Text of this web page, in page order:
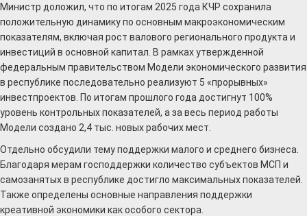
Министр доложил, что по итогам 2025 года КЧР сохранила
положительную динамику по основным макроэкономическим
показателям, включая рост валового регионального продукта и
инвестиций в основной капитал. В рамках утвержденной
федеральным правительством Модели экономического развития
в республике последовательно реализуют 5 «прорывных»
инвестпроектов. По итогам прошлого года достигнут 100%
уровень контрольных показателей, а за весь период работы
Модели создано 2,4 тыс. новых рабочих мест.
Отдельно обсудили тему поддержки малого и среднего бизнеса.
Благодаря мерам господдержки количество субъектов МСП и
самозанятых в республике достигло максимальных показателей.
Также определены основные направления поддержки
креативной экономики как особого сектора.